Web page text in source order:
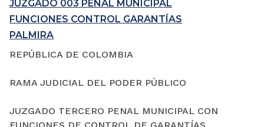
JUZGADO 003 PENAL MUNICIPAL
FUNCIONES CONTROL GARANTÍAS
PALMIRA
REPÚBLICA DE COLOMBIA
RAMA JUDICIAL DEL PODER PÚBLICO
JUZGADO TERCERO PENAL MUNICIPAL CON